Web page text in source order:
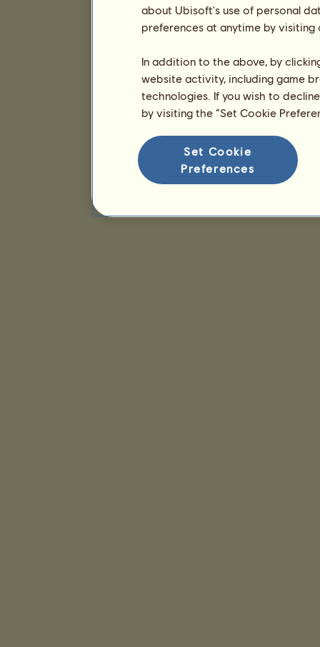
about Ubisoft's use of personal
preferences at anytime by
In addition to the above, by
website activity, including game
technologies. If you wish to
by visiting the “Set Cookie
Set Cookie
Preferences